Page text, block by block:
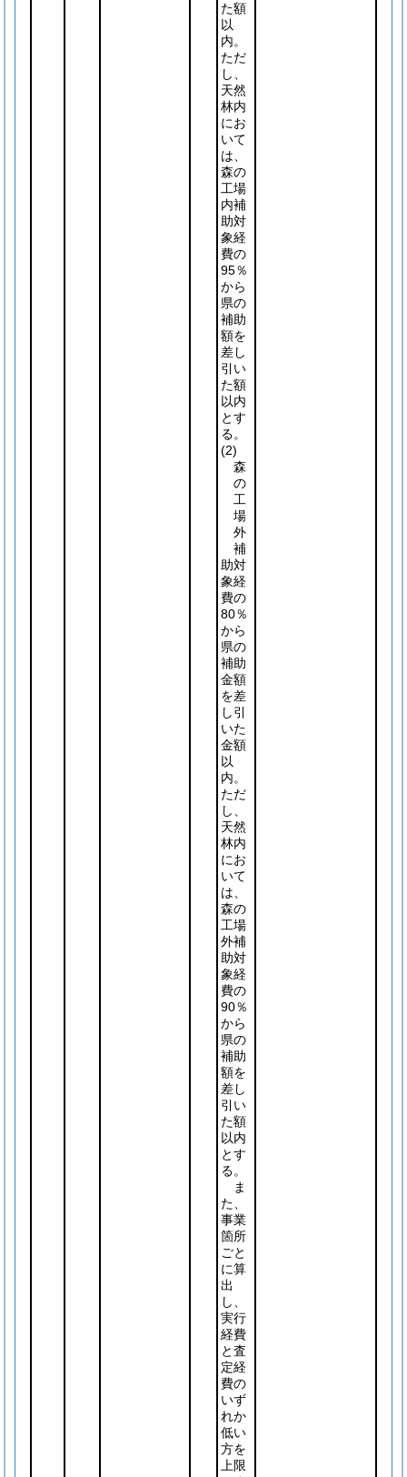
た額
以
内。
ただ
し、
天然
林内
にお
いて
は、
森の
工場
内補
助対
象経
費の
95％
から
県の
補助
額を
差し
引い
た額
以内
とす
る。
(2)
森
の
工
場
外
補
助対
象経
費の
80％
から
県の
補助
金額
を差
し引
いた
金額
以
内。
ただ
し、
天然
林内
にお
いて
は、
森の
工場
外補
助対
象経
費の
90％
から
県の
補助
額を
差し
引い
た額
以内
とす
る。
ま
た、
事業
箇所
ごと
に算
出
し、
実行
経費
と査
定経
費の
いず
れか
低い
方を
上限